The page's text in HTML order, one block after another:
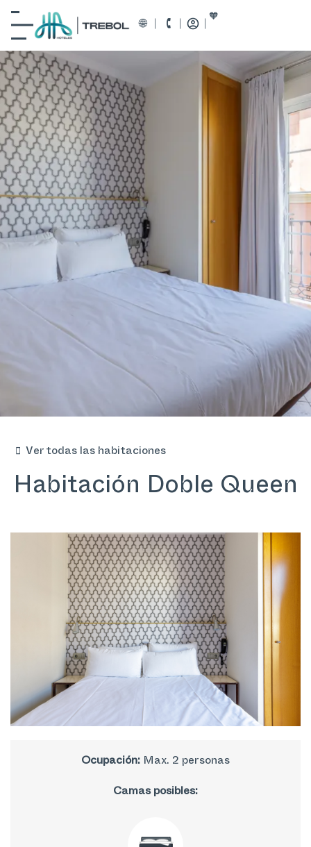
Ver todas las habitaciones
Habitación Doble Queen
Ocupación: Max. 2 personas
Camas posibles: